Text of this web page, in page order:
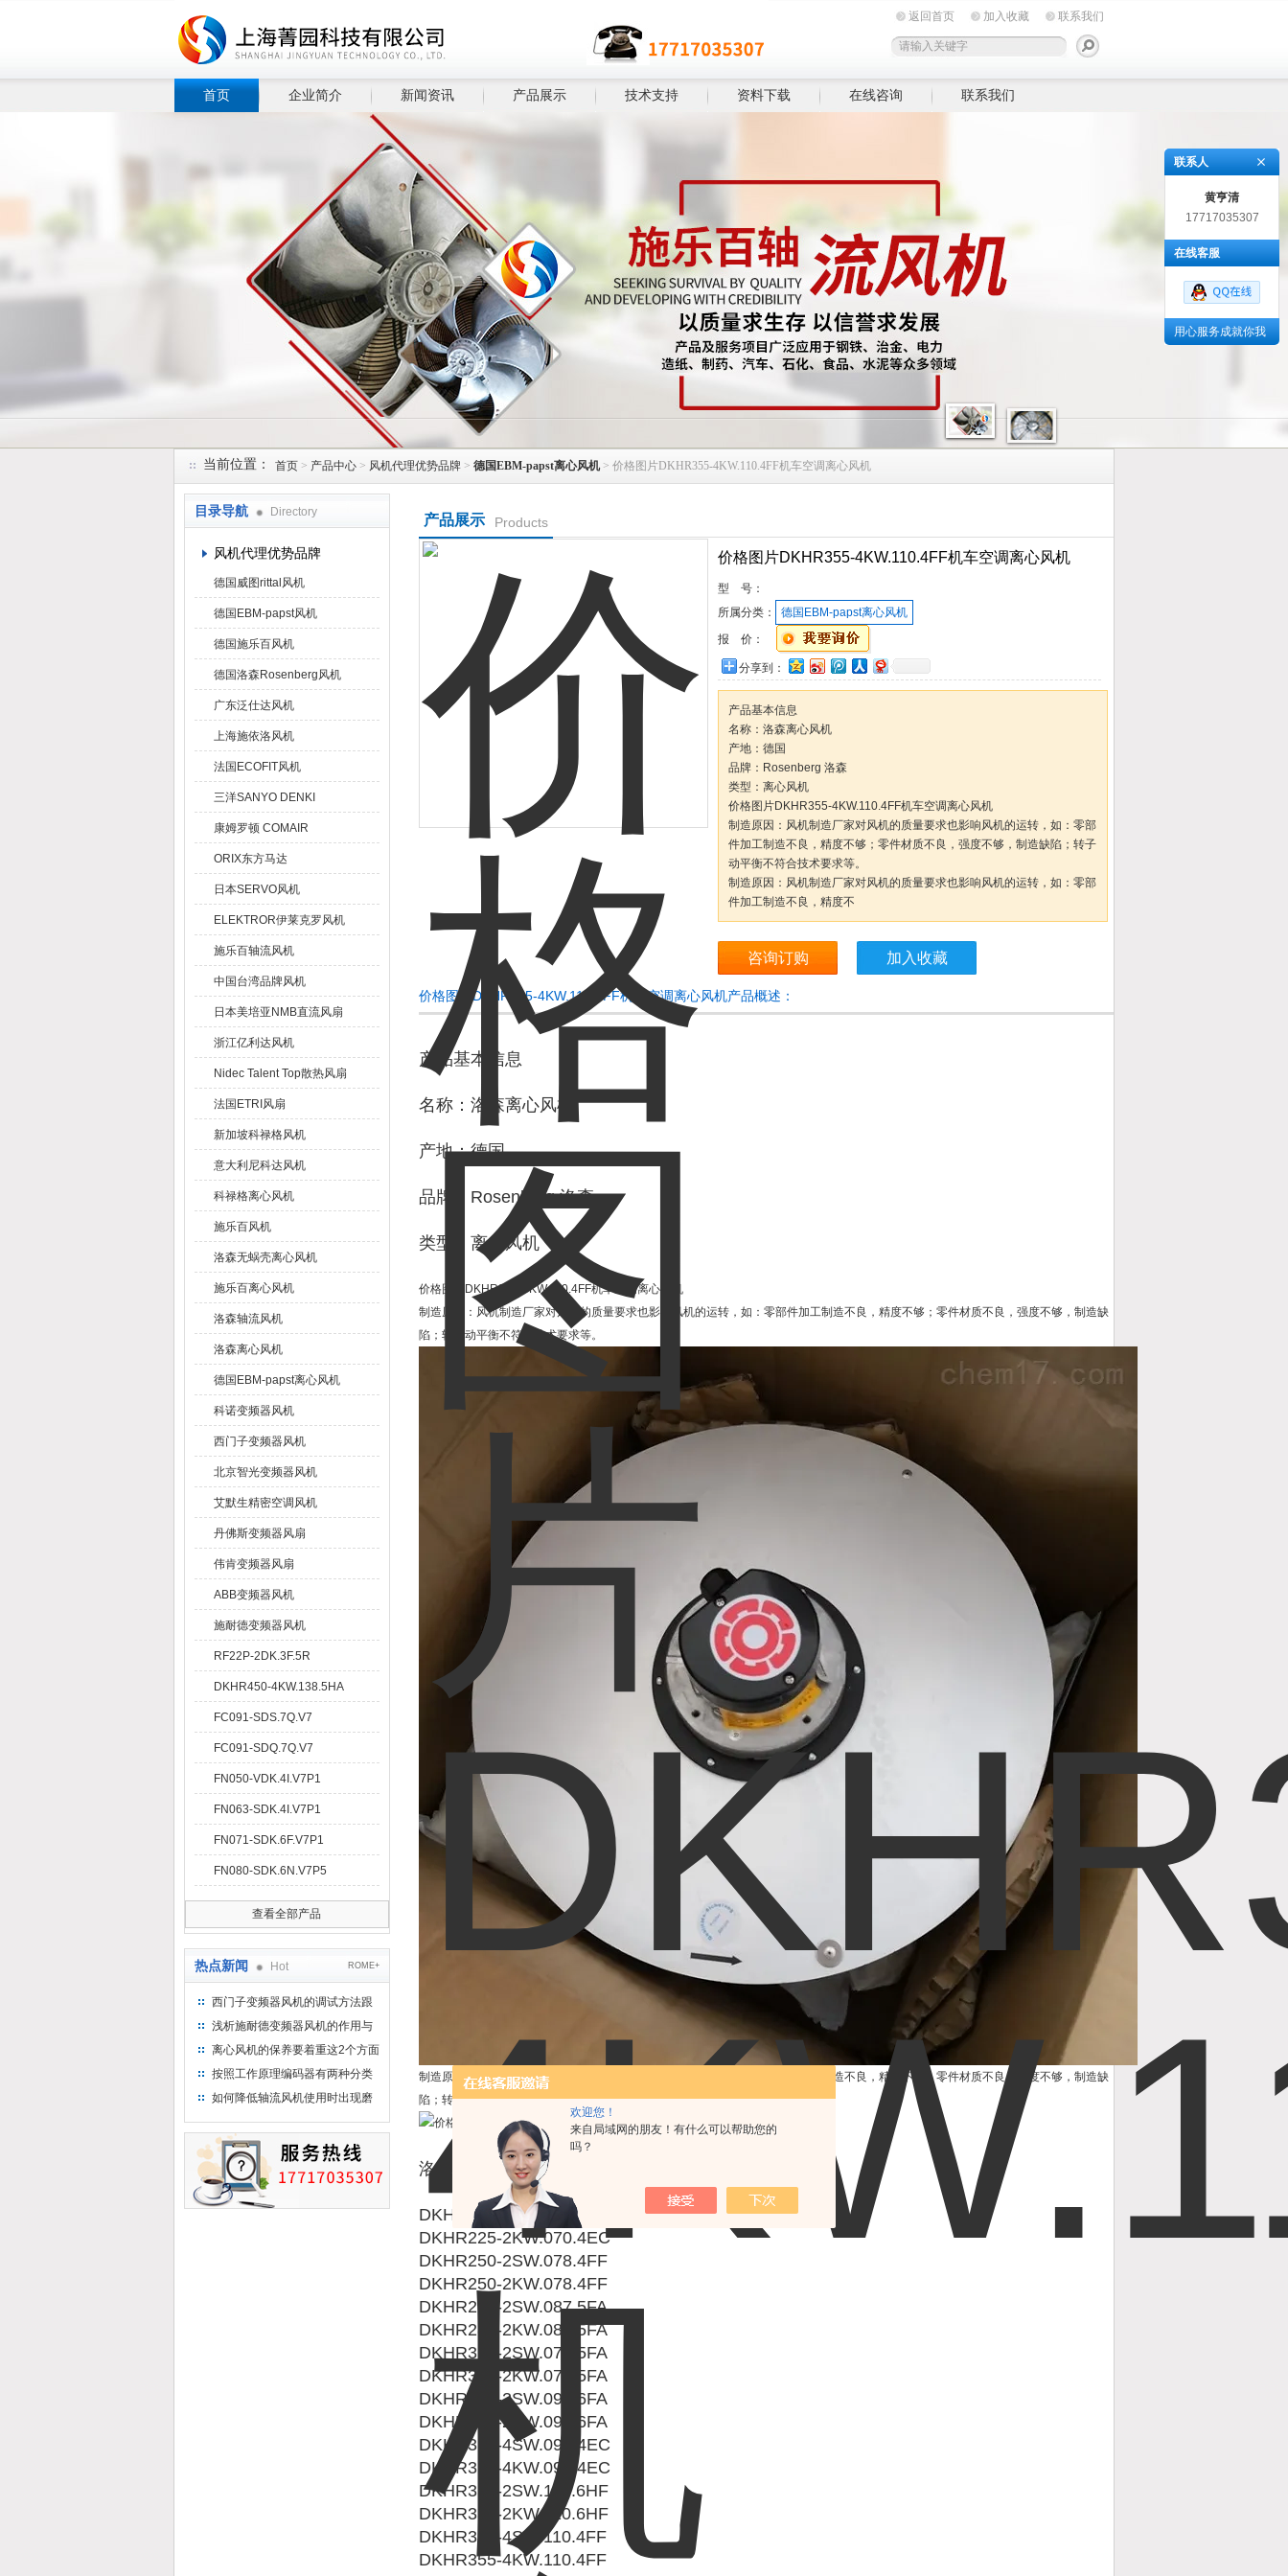
欢迎您！
来自局域网的朋友！有什么可以帮助您的
吗？
返回首页 加入收藏 联系我们
首页 企业简介 新闻资讯 产品展示 技术支持 资料下载 在线咨询 联系我们
当前位置： 首页 > 产品中心 > 风机代理优势品牌 > 德国EBM-papst离心风机> 价格图片DKHR355-4KW.110.4FF机车空调离心风机
目录导航 Directory
风机代理优势品牌
德国威图rittal风机
德国EBM-papst风机
德国施乐百风机
德国洛森Rosenberg风机
广东泛仕达风机
上海施依洛风机
法国ECOFIT风机
三洋SANYO DENKI
康姆罗顿 COMAIR
ORIX东方马达
日本SERVO风机
ELEKTROR伊莱克罗风机
施乐百轴流风机
中国台湾品牌风机
日本美培亚NMB直流风扇
浙江亿利达风机
Nidec Talent Top散热风扇
法国ETRI风扇
新加坡科禄格风机
意大利尼科达风机
科禄格离心风机
施乐百风机
洛森无蜗壳离心风机
施乐百离心风机
洛森轴流风机
洛森离心风机
德国EBM-papst离心风机
科诺变频器风机
西门子变频器风机
北京智光变频器风机
艾默生精密空调风机
丹佛斯变频器风扇
伟肯变频器风扇
ABB变频器风机
施耐德变频器风机
RF22P-2DK.3F.5R
DKHR450-4KW.138.5HA
FC091-SDS.7Q.V7
FC091-SDQ.7Q.V7
FN050-VDK.4I.V7P1
FN063-SDK.4I.V7P1
FN071-SDK.6F.V7P1
FN080-SDK.6N.V7P5
查看全部产品
热点新闻 Hot ROME+
西门子变频器风机的调试方法跟
步骤
浅析施耐德变频器风机的作用与
意义所在
离心风机的保养要着重这2个方面
按照工作原理编码器有两种分类
如何降低轴流风机使用时出现磨
产品展示 Products
价格图片DKHR355-4KW.110.4FF机车空调离心风机
型 号：
所属分类：
德国EBM-papst离心风机
报 价：
分享到：
产品基本信息
名称：洛森离心风机
产地：德国
品牌：Rosenberg 洛森
类型：离心风机
价格图片DKHR355-4KW.110.4FF机车空调离心风机
制造原因：风机制造厂家对风机的质量要求也影响风机的运转，如：零部
件加工制造不良，精度不够；零件材质不良，强度不够，制造缺陷；转子
动平衡不符合技术要求等。
制造原因：风机制造厂家对风机的质量要求也影响风机的运转，如：零部
件加工制造不良，精度不
咨询订购 加入收藏
价格图片DKHR355-4KW.110.4FF机车空调离心风机产品概述：
产品基本信息
名称：洛森离心风机
产地：德国
品牌：Rosenberg 洛森
类型：离心风机
价格图片DKHR355-4KW.110.4FF机车空调离心风机
制造原因：风机制造厂家对风机的质量要求也影响风机的运转，如：零部件加工制造不良，精度不够；零件材质不良，强度不够，制造缺
陷；转子动平衡不符合技术要求等。
制造原因：风机制造厂家对风机的质量要求也影响风机的运转，如：零部件加工制造不良，精度不够；零件材质不良，强度不够，制造缺
陷；转子动平衡不符合技术要求等。
洛森风机型号：
DKHR225-2SW.070.4EC
DKHR225-2KW.070.4EC
DKHR250-2SW.078.4FF
DKHR250-2KW.078.4FF
DKHR280-2SW.087.5FA
DKHR280-2KW.087.5FA
DKHR315-2SW.070.5FA
DKHR315-2KW.070.5FA
DKHR315-2SW.098.6FA
DKHR315-2KW.098.6FA
DKHR315-4SW.098.4EC
DKHR315-4KW.098.4EC
DKHR355-2SW.110.6HF
DKHR355-2KW.110.6HF
DKHR355-4SW.110.4FF
DKHR355-4KW.110.4FF
联系人
黄亨清
17717035307
在线客服
用心服务成就你我